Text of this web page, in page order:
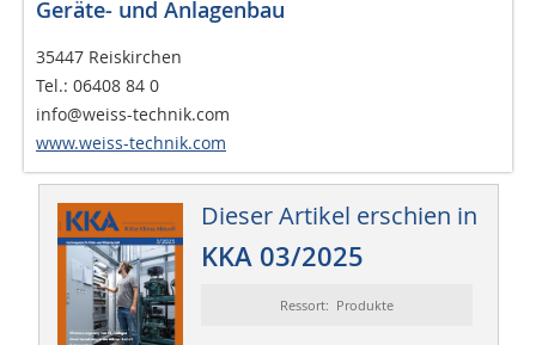
Geräte- und Anlagenbau
35447 Reiskirchen
Tel.: 06408 84 0
info@weiss-technik.com
www.weiss-technik.com
Dieser Artikel erschien in
KKA 03/2025
Ressort: Produkte